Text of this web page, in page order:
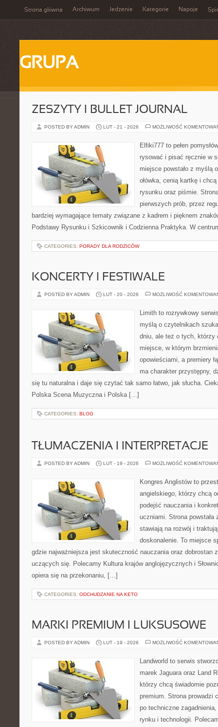
Strona główna Archiwum Jedzenie Kategorie Napoje
GRUPA
ZESZYTY I BULLET JOURNAL
POSTED BY ADMIN LUT - 21 - 2026 MOŻLIWOŚĆ
Elfiki777 to pełen
rysować i pisać ręcznie w
miejsce powstało z myślą
ołówka, cenią kartkę i
rysunku oraz piśmie.
pierwszych prób, przez
bardziej wymagające tematy związane z kadrem i pięknem
Podstawy Rysunku i Szkicownik i Codzienna Praktyka. W
CATEGORIES: PORADY DLA RODZICÓW
KONCERTY I FESTIWALE
POSTED BY ADMIN LUT - 20 - 2026 MOŻLIWOŚĆ
Limith to rozrywkowy
myślą o czytelnikach
dniu, ale też o tych, którzy
miejsce, w którym
opowieściami, a premiery
ma charakter przystępny,
się tu naturalna i daje się czytać tak samo łatwo, jak słucha.
Polska Scena Muzyczna i Polska […]
CATEGORIES: BLOG
TŁUMACZENIA I INTERPRETACJE
POSTED BY ADMIN LUT - 19 - 2026 MOŻLIWOŚĆ
Kongres Anglistów to
angielskiego, którzy chcą
podejść nauczania i
uczniami. Strona
stawiają na rozwój i
doskonalenie. To miejsce
gdzie najważniejsza jest skuteczność nauczania oraz dobrostan
uczących się. Polecamy Kultura krajów anglojęzycznych i
opiera się na przekonaniu, […]
CATEGORIES: ODCHUDZANIE NA KETO
MARKI PREMIUM I LUKSUSOWE
POSTED BY ADMIN LUT - 19 - 2026 MOŻLIWOŚĆ
Landworld to serwis
marek Jaguara oraz Land
którzy chcą świadomie
premium. Strona prowadzi
po techniczne
rynku i technologii.